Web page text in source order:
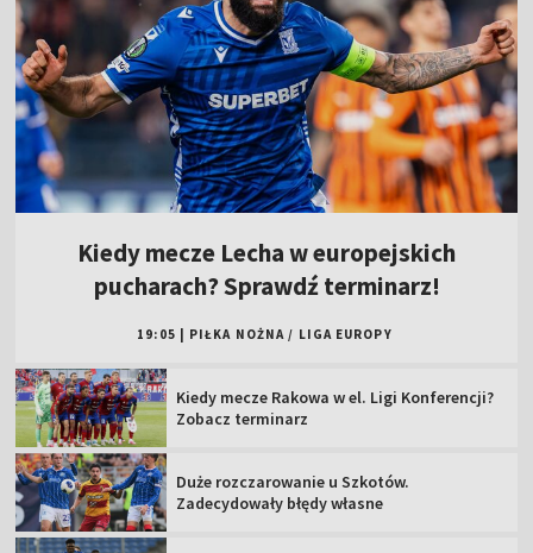
Kiedy mecze Lecha w europejskich
pucharach? Sprawdź terminarz!
19:05 PIŁKA NOŻNA / LIGA EUROPY
Kiedy mecze Rakowa w el. Ligi Konferencji?
Zobacz terminarz
Duże rozczarowanie u Szkotów.
Zadecydowały błędy własne